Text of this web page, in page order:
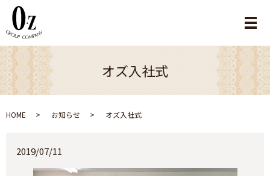
メ
オズ入社式
HOME お知らせ オズ入社式
2019/07/11